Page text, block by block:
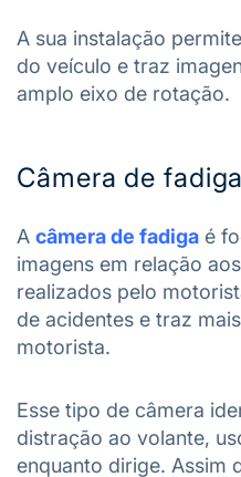
A sua instalação
do veículo e traz
amplo eixo de rotação.
Câmera de fadiga
A câmera de fadiga é
imagens em relação
realizados pelo
de acidentes e traz
motorista.
Esse tipo de câmera
distração ao volante,
enquanto dirige. Assim